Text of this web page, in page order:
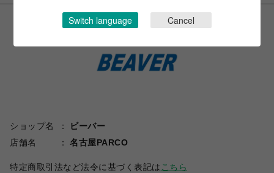
ショップ名
ビーバー
店舗名
名古屋PARCO
特定商取引法など法令に基づく表記は こちら
Switch language Cancel